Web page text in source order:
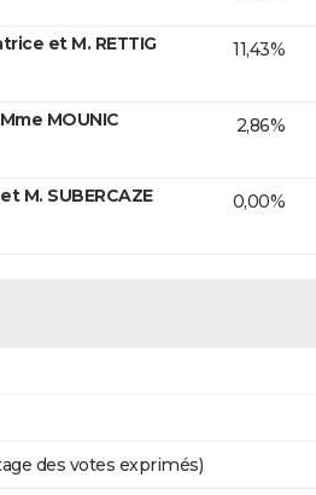
et M. RETTIG
11,43%
MOUNIC
2,86%
M. SUBERCAZE
0,00%
des votes exprimés)